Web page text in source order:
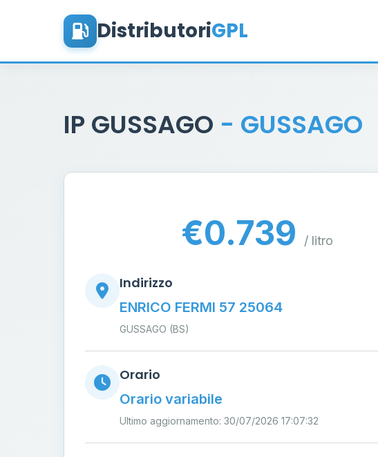
DistributoriGPL
IP GUSSAGO - GUSSAGO
€0.739 / litro
Indirizzo
ENRICO FERMI 57 25064
GUSSAGO (BS)
Orario
Orario variabile
Ultimo aggiornamento: 30/07/2026 17:07:32